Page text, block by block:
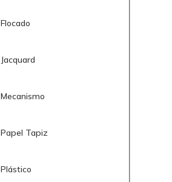
Flocado
Jacquard
Mecanismo
Papel Tapiz
Plástico